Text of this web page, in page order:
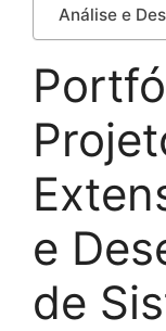
Análise e
e
de